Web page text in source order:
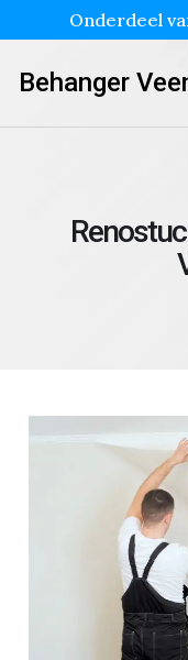
Onderdeel
Behanger